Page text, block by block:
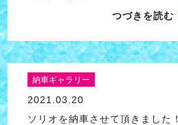
つづきを読む
納車ギャラリー
2021.03.20
ソリオを納車させて頂きました！